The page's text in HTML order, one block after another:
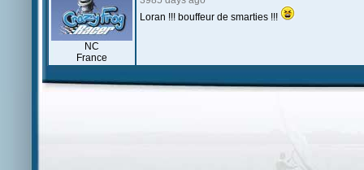
NC
France
Loran !!! bouffeur de smarties !!!